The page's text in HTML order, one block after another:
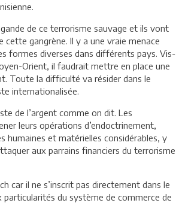
de ce terrorisme sauvage et ils vont
gangrène. Il y a une vraie menace
formes diverses dans différents pays. Vis-
Orient, il faudrait mettre en place une
Toute la difficulté va résider dans le
internationalisée.
de l’argent comme on dit. Les
leurs opérations d’endoctrinement,
humaines et matérielles considérables, y
aux parrains financiers du terrorisme
car il ne s’inscrit pas directement dans le
du système de commerce de